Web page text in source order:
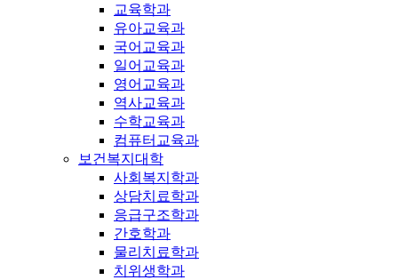
교육학과
유아교육과
국어교육과
일어교육과
영어교육과
역사교육과
수학교육과
컴퓨터교육과
보건복지대학
사회복지학과
상담치료학과
응급구조학과
간호학과
물리치료학과
치위생학과